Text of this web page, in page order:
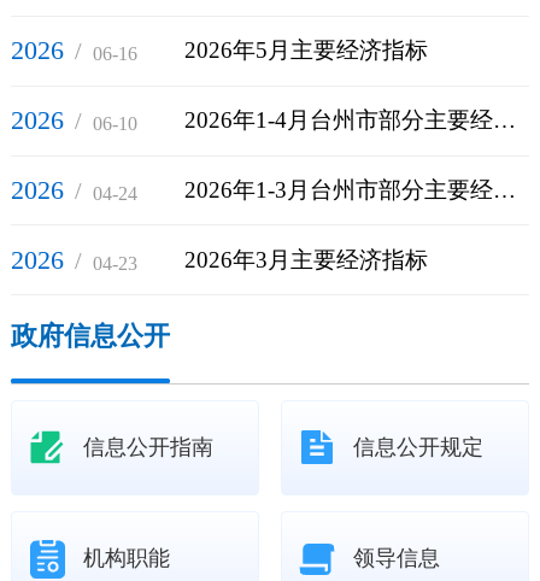
2026 / 06-16 2026年5月主要经济指标
2026 / 06-10 2026年1-4月台州市部分主要经济指标情况表
2026 / 04-24 2026年1-3月台州市部分主要经济指标情况表
2026 / 04-23 2026年3月主要经济指标
政府信息公开
信息公开指南 信息公开规定
机构职能 领导信息